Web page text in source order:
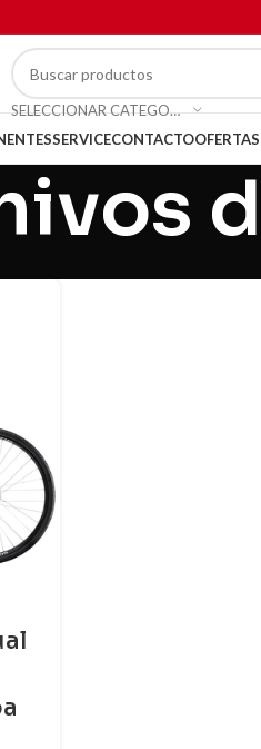
SELECCIONAR CATEGORÍA
SERVICECONTACTOOFERTAS